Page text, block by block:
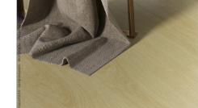
Распродажа